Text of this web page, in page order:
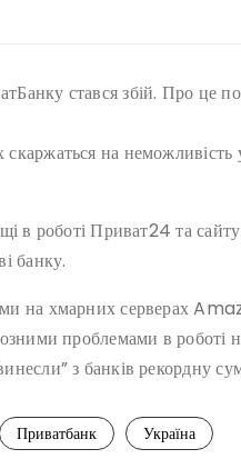
стався збій. Про це
на неможливість
в роботі Приват24 та
банку.
на хмарних серверах
проблемами в
з банків рекордну
Приватбанк Україна